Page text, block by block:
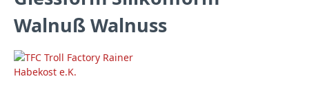
Walnuß Walnuss